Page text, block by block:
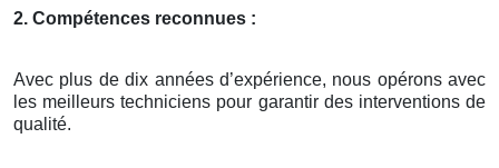
2. Compétences reconnues :
Avec plus de dix années d’expérience, nous opérons avec
les meilleurs techniciens pour garantir des interventions de
qualité.